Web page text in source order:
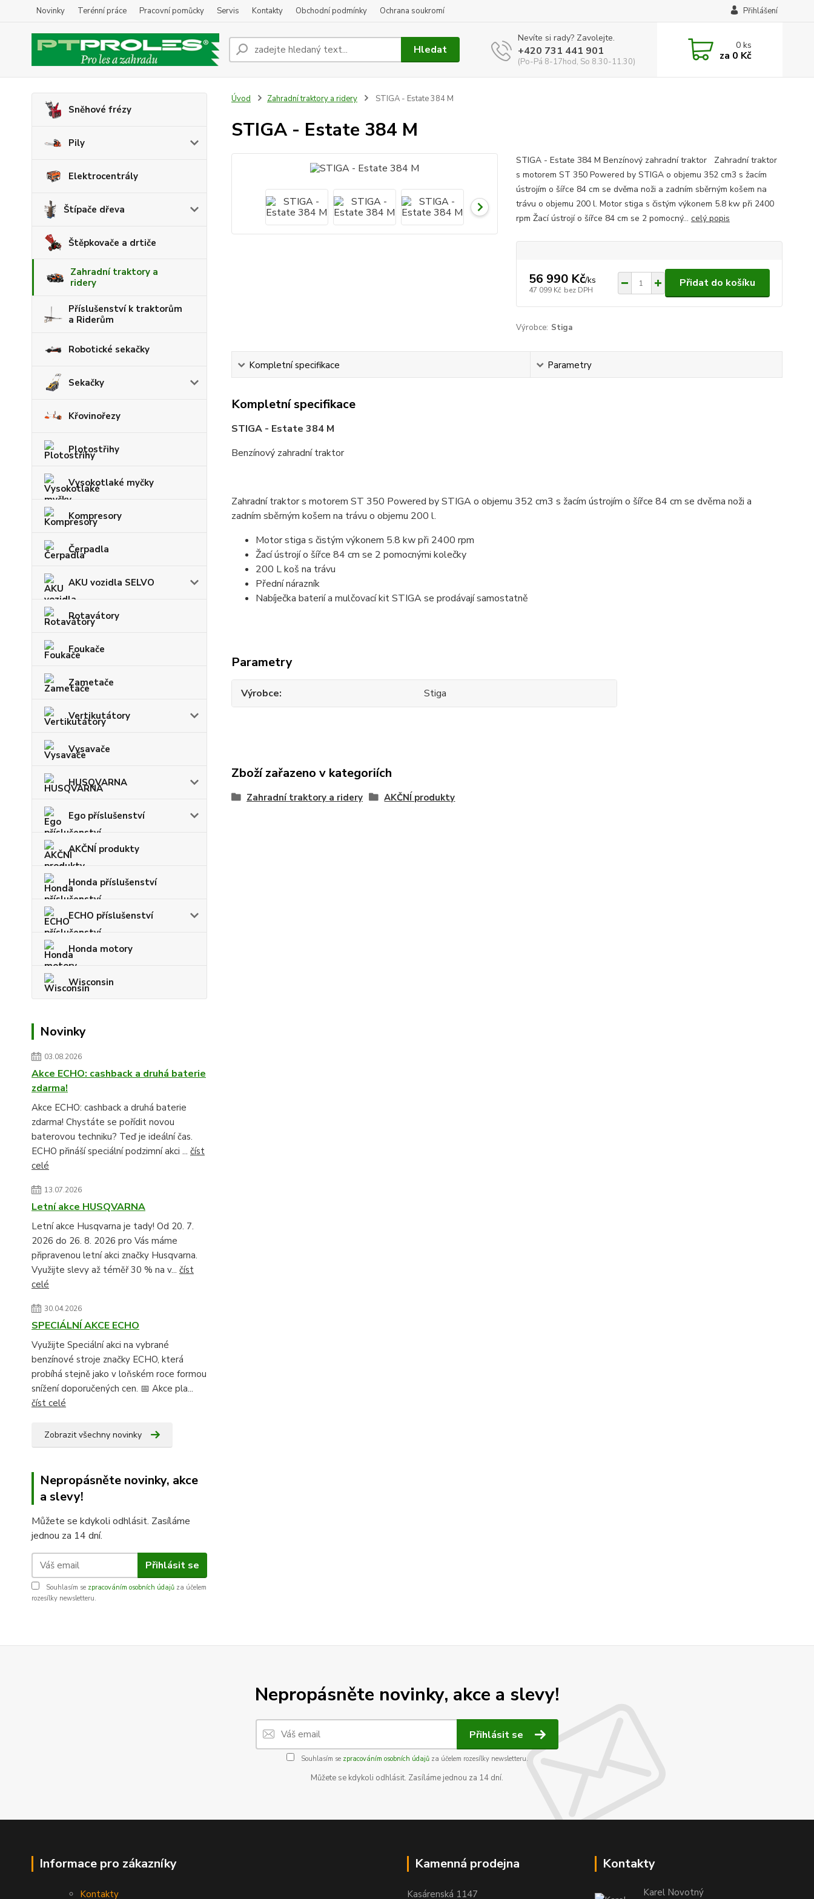
Novinky Terénní práce Pracovní pomůcky Servis Kontakty Obchodní podmínky Ochrana soukromí Přihlášení
Hledat
Nevíte si rady? Zavolejte.
+420 731 441 901
(Po-Pá 8-17hod, So 8.30-11.30)
0ks
za 0 Kč
Sněhové frézy
Pily
Elektrocentrály
Štípače dřeva
Štěpkovače a drtiče
Zahradní traktory a
ridery
Příslušenství k traktorům
a Riderům
Robotické sekačky
Sekačky
Křovinořezy
Plotostřihy
Vysokotlaké myčky
Kompresory
Čerpadla
AKU vozidla SELVO
Rotavátory
Foukače
Zametače
Vertikutátory
Vysavače
HUSQVARNA
Ego příslušenství
AKČNÍ produkty
Honda příslušenství
ECHO příslušenství
Honda motory
Wisconsin
Novinky
03.08.2026
Akce ECHO: cashback a druhá baterie
zdarma!
Akce ECHO: cashback a druhá baterie
zdarma! Chystáte se pořídit novou
baterovou techniku? Teď je ideální čas.
ECHO přináší speciální podzimní akci ... číst
celé
13.07.2026
Letní akce HUSQVARNA
Letní akce Husqvarna je tady! Od 20. 7.
2026 do 26. 8. 2026 pro Vás máme
připravenou letní akci značky Husqvarna.
Využijte slevy až téměř 30 % na v... číst
celé
30.04.2026
SPECIÁLNÍ AKCE ECHO
Využijte Speciální akci na vybrané
benzínové stroje značky ECHO, která
probíhá stejně jako v loňském roce formou
snížení doporučených cen. 📅 Akce pla...
číst celé
Zobrazit všechny novinky
Nepropásněte novinky, akce
a slevy!
Můžete se kdykoli odhlásit. Zasíláme
jednou za 14 dní.
Přihlásit se
Souhlasím se zpracováním osobních údajů za účelem
rozesílky newsletteru.
Úvod Zahradní traktory a ridery STIGA - Estate 384 M
STIGA - Estate 384 M
STIGA - Estate 384 M Benzínový zahradní traktor Zahradní traktor
s motorem ST 350 Powered by STIGA o objemu 352 cm3 s žacím
ústrojím o šířce 84 cm se dvěma noži a zadním sběrným košem na
trávu o objemu 200 l. Motor stiga s čistým výkonem 5.8 kw při 2400
rpm Žací ústrojí o šířce 84 cm se 2 pomocný... celý popis
56 990 Kč/ks
47 099 Kč bez DPH
Přidat do košíku
Výrobce: Stiga
Kompletní specifikace Parametry
Kompletní specifikace
STIGA - Estate 384 M
Benzínový zahradní traktor
Zahradní traktor s motorem ST 350 Powered by STIGA o objemu 352 cm3 s žacím ústrojím o šířce 84 cm se dvěma noži a
zadním sběrným košem na trávu o objemu 200 l.
Motor stiga s čistým výkonem 5.8 kw při 2400 rpm
Žací ústrojí o šířce 84 cm se 2 pomocnými kolečky
200 L koš na trávu
Přední nárazník
Nabíječka baterií a mulčovací kit STIGA se prodávají samostatně
Parametry
Výrobce Stiga
Zboží zařazeno v kategoriích
Zahradní traktory a ridery AKČNÍ produkty
Nepropásněte novinky, akce a slevy!
Přihlásit se
Souhlasím se zpracováním osobních údajůza účelem rozesílky newsletteru.
Můžete se kdykoli odhlásit. Zasíláme jednou za 14 dní.
Informace pro zákazníky
Kontakty
Kamenná prodejna
Kasárenská 1147
Kontakty
Karel Novotný